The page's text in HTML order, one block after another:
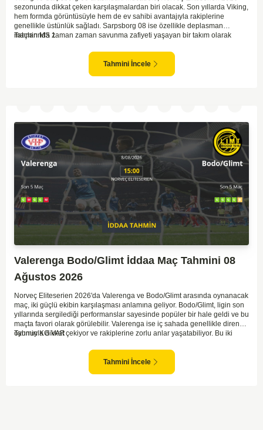
sezonunda dikkat çeken karşılaşmalardan biri olacak. Son yıllarda Viking,
hem formda görüntüsüyle hem de ev sahibi avantajıyla rakiplerine
genellikle üstünlük sağladı. Sarpsborg 08 ise özellikle deplasman
maçlarında zaman zaman savunma zafiyeti yaşayan bir takım olarak
yapıyor. Sarpsborg'un ise sürpriz yapabilme potansiyeli olsa da,
genellikle güçlü rakipler karşısında tutunmakta zorlandıkları biliniyor. Bu
doğrultuda, Viking'in galibiyete yakın olabileceği bir maç beklenebilir.
Tahmin MS 1
Tahmini İncele
Valerenga Bodo/Glimt İddaa Maç Tahmini 08
Ağustos 2026
Norveç Eliteserien 2026'da Valerenga ve Bodo/Glimt arasında oynanacak
maç, iki güçlü ekibin karşılaşması anlamına geliyor. Bodo/Glimt, ligin son
yıllarında sergilediği performanslar sayesinde popüler bir hale geldi ve bu
maçta favori olarak görülebilir. Valerenga ise iç sahada genellikle dirençli
oyunuyla dikkat çekiyor ve rakiplerine zorlu anlar yaşatabiliyor. Bu iki
karşılaşmalara tanık olabiliyoruz. Taraftar desteğini arkasına alarak
sahasında etkili performans sergileyen Valerenga, Bodo/Glimt karşısında
gol bulmakta zorlanmayabilir. Aynı şekilde, Bodo/Glimt'in de hücum gücü
Tahmin KG VAR
Tahmini İncele